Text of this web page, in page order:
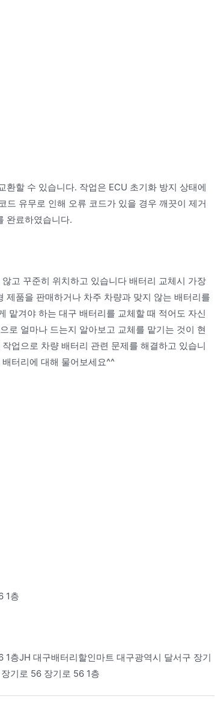
할 수 있습니다. 작업은 ECU 초기화 방지 상태에
유무로 인해 오류 코드가 있을 경우 깨끗이 제거
완료하였습니다.
고 꾸준히 위치하고 있습니다 배터리 교체시 가장
제품을 판매하거나 차주 차량과 맞지 않는 배터리를
맡겨야 하는 대구 배터리를 교체할 때 적어도 자신
로 얼마나 드는지 알아보고 교체를 맡기는 것이 현
업으로 차량 배터리 관련 문제를 해결하고 있습니
터리에 대해 물어보세요^^
1층
층JH 대구배터리할인마트 대구광역시 달서구 장기
기로 56 장기로 56 1층